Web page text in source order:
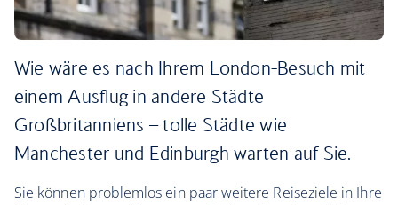
Wie wäre es nach Ihrem London-Besuch mit
einem Ausflug in andere Städte
Großbritanniens – tolle Städte wie
Manchester und Edinburgh warten auf Sie.
Sie können problemlos ein paar weitere Reiseziele in Ihre